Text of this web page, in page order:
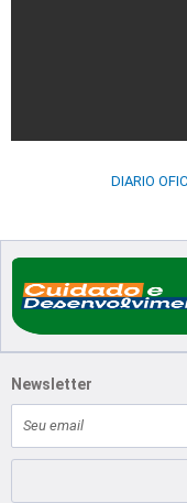
DIARIO
Newsletter
mail